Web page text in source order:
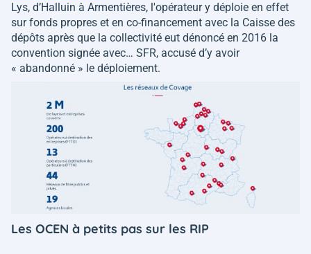
Lys, d’Halluin à Armentières, l'opérateur y déploie en effet
sur fonds propres et en co-financement avec la Caisse des
dépôts après que la collectivité eut dénoncé en 2016 la
convention signée avec… SFR, accusé d’y avoir
« abandonné » le déploiement.
Les OCEN à petits pas sur les RIP